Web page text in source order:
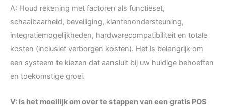
A: Houd rekening met factoren als functieset,
schaalbaarheid, beveiliging, klantenondersteuning,
integratiemogelijkheden, hardwarecompatibiliteit en totale
kosten (inclusief verborgen kosten). Het is belangrijk om
een systeem te kiezen dat aansluit bij uw huidige behoeften
en toekomstige groei.
V: Is het moeilijk om over te stappen van een gratis POS